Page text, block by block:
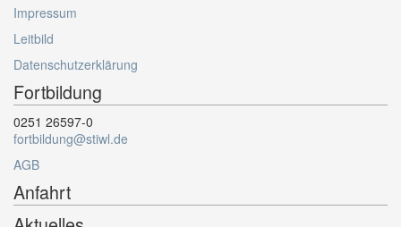
Impressum
Leitbild
Datenschutzerklärung
Fortbildung
0251 26597-0
fortbildung@stiwl.de
AGB
Anfahrt